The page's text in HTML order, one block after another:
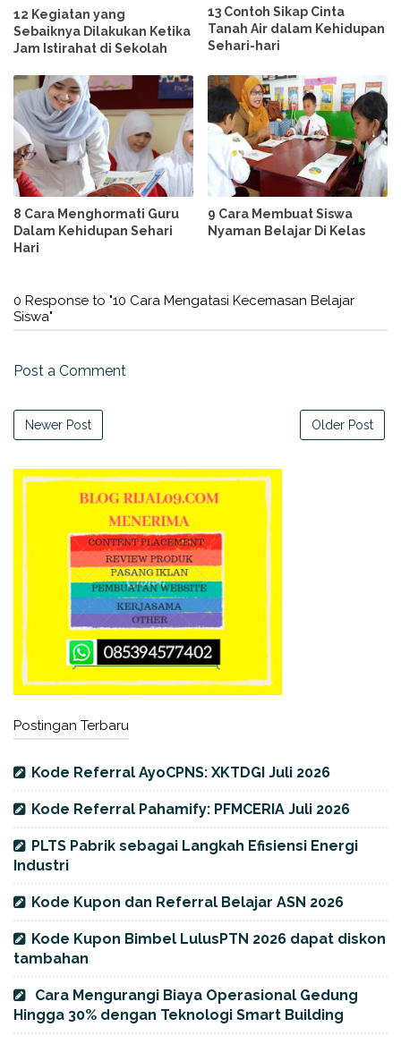
12 Kegiatan yang
Sebaiknya Dilakukan Ketika
Jam Istirahat di Sekolah
13 Contoh Sikap Cinta
Tanah Air dalam Kehidupan
Sehari-hari
8 Cara Menghormati Guru
Dalam Kehidupan Sehari
Hari
9 Cara Membuat Siswa
Nyaman Belajar Di Kelas
0 Response to "10 Cara Mengatasi Kecemasan Belajar
Siswa"
Post a Comment
Newer Post Older Post
Postingan Terbaru
Kode Referral AyoCPNS: XKTDGI Juli 2026
Kode Referral Pahamify: PFMCERIA Juli 2026
PLTS Pabrik sebagai Langkah Efisiensi Energi
Industri
Kode Kupon dan Referral Belajar ASN 2026
Kode Kupon Bimbel LulusPTN 2026 dapat diskon
tambahan
Cara Mengurangi Biaya Operasional Gedung
Hingga 30% dengan Teknologi Smart Building